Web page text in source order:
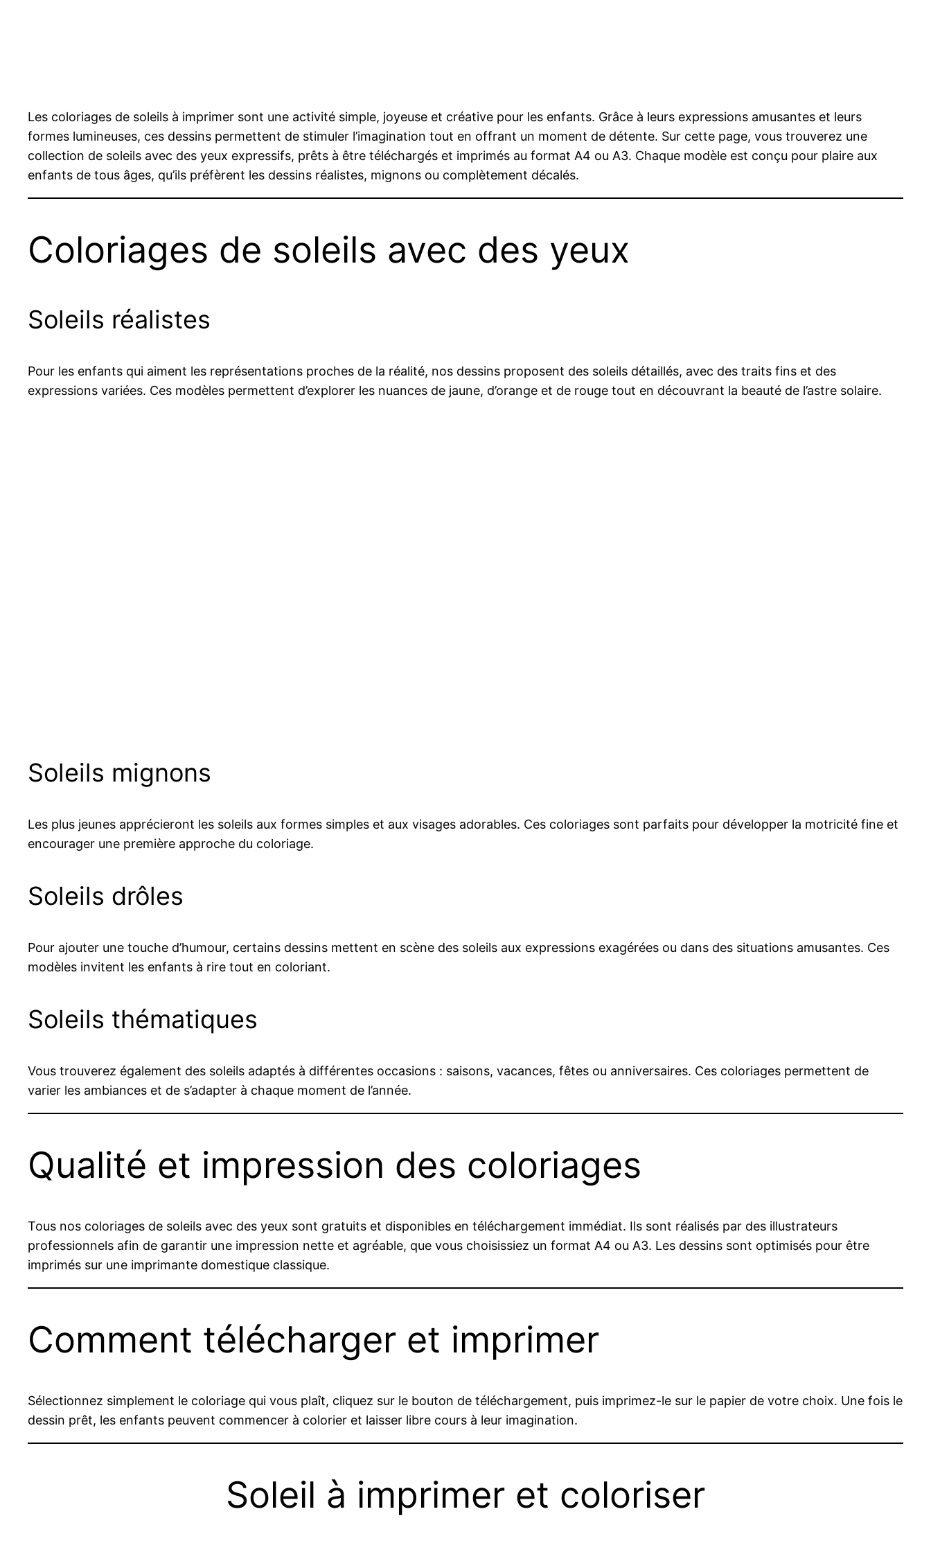
Les coloriages de soleils à imprimer sont une activité simple, joyeuse et créative pour les enfants. Grâce à leurs expressions amusantes et leurs
formes lumineuses, ces dessins permettent de stimuler l’imagination tout en offrant un moment de détente. Sur cette page, vous trouverez une
collection de soleils avec des yeux expressifs, prêts à être téléchargés et imprimés au format A4 ou A3. Chaque modèle est conçu pour plaire aux
enfants de tous âges, qu’ils préfèrent les dessins réalistes, mignons ou complètement décalés.
Coloriages de soleils avec des yeux
Soleils réalistes
Pour les enfants qui aiment les représentations proches de la réalité, nos dessins proposent des soleils détaillés, avec des traits fins et des
expressions variées. Ces modèles permettent d’explorer les nuances de jaune, d’orange et de rouge tout en découvrant la beauté de l’astre solaire.
Soleils mignons
Les plus jeunes apprécieront les soleils aux formes simples et aux visages adorables. Ces coloriages sont parfaits pour développer la motricité fine et
encourager une première approche du coloriage.
Soleils drôles
Pour ajouter une touche d’humour, certains dessins mettent en scène des soleils aux expressions exagérées ou dans des situations amusantes. Ces
modèles invitent les enfants à rire tout en coloriant.
Soleils thématiques
Vous trouverez également des soleils adaptés à différentes occasions : saisons, vacances, fêtes ou anniversaires. Ces coloriages permettent de
varier les ambiances et de s’adapter à chaque moment de l’année.
Qualité et impression des coloriages
Tous nos coloriages de soleils avec des yeux sont gratuits et disponibles en téléchargement immédiat. Ils sont réalisés par des illustrateurs
professionnels afin de garantir une impression nette et agréable, que vous choisissiez un format A4 ou A3. Les dessins sont optimisés pour être
imprimés sur une imprimante domestique classique.
Comment télécharger et imprimer
Sélectionnez simplement le coloriage qui vous plaît, cliquez sur le bouton de téléchargement, puis imprimez-le sur le papier de votre choix. Une fois le
dessin prêt, les enfants peuvent commencer à colorier et laisser libre cours à leur imagination.
Soleil à imprimer et coloriser